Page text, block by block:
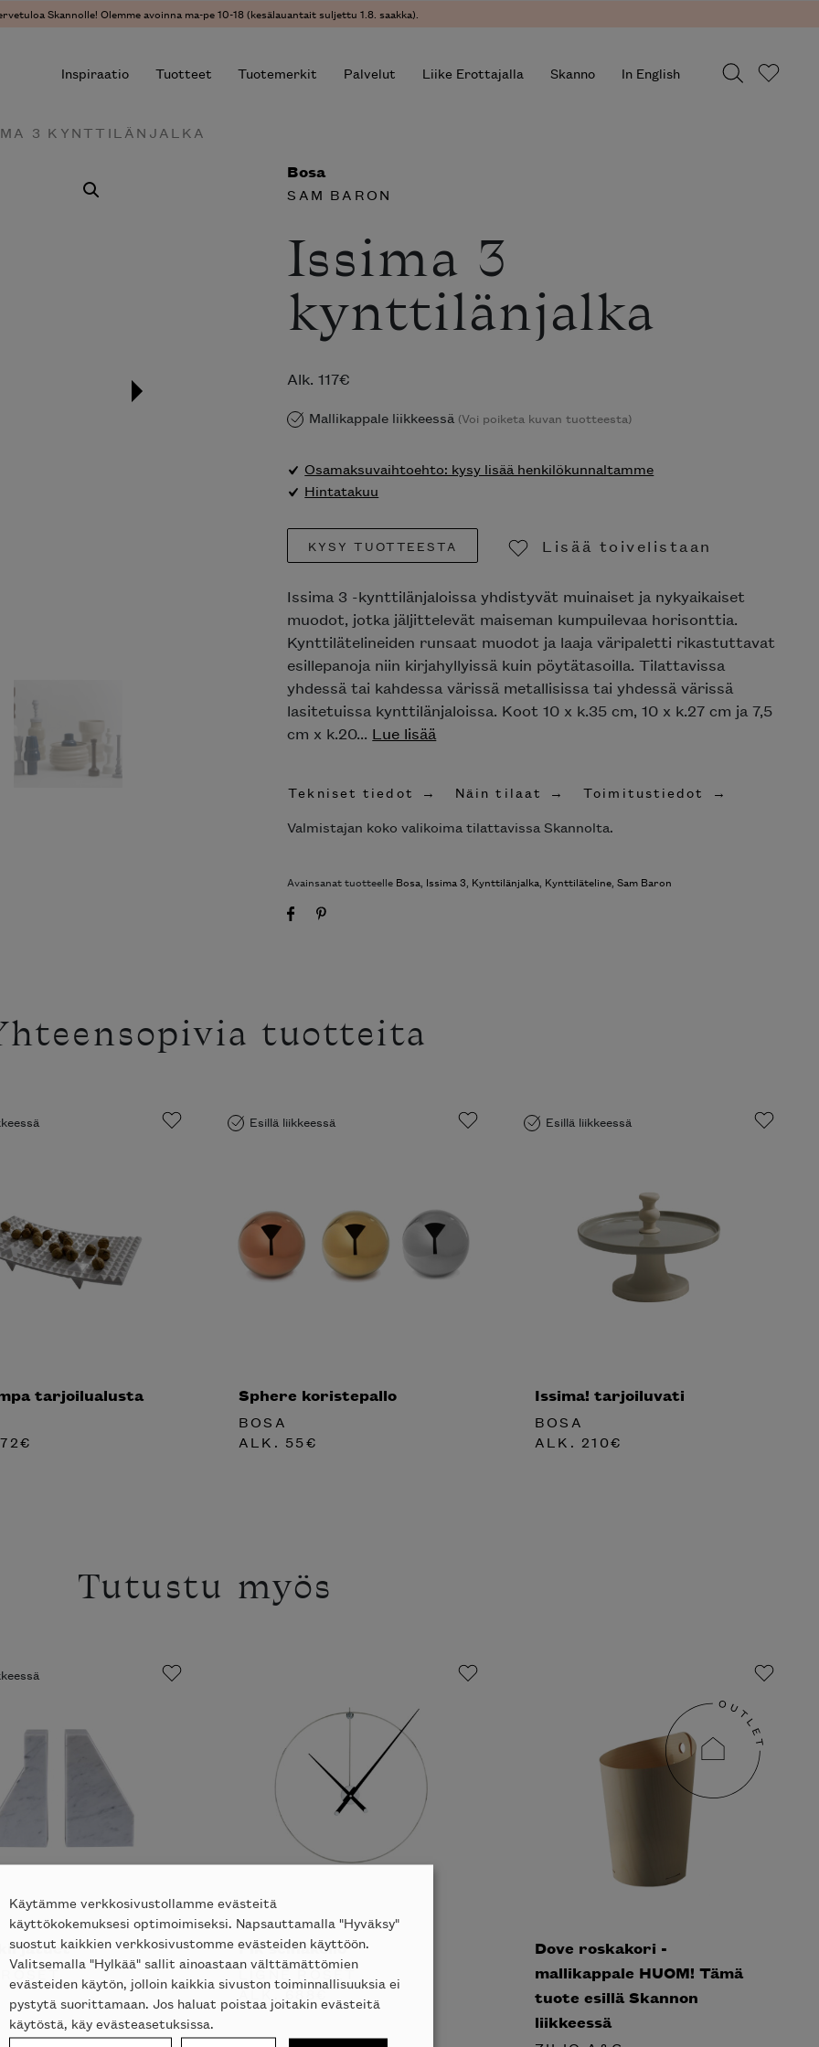
Skannolle! Olemme avoinna ma-pe 10-18 (kesälauantait suljettu 1.8. saakka).
Inspiraatio Tuotteet Tuotemerkit Palvelut Liike Erottajalla Skanno In English
3 KYNTTILÄNJALKA
Bosa
SAM BARON
Issima 3
kynttilänjalka
Alk.117€
Mallikappale liikkeessä (Voi poiketa kuvan tuotteesta)
Osamaksuvaihtoehto: kysy lisää henkilökunnaltamme
Hintatakuu
KYSY TUOTTEESTA
Lisää toivelistaan
Issima 3 -kynttilänjaloissa yhdistyvät muinaiset ja nykyaikaiset
muodot, jotka jäljittelevät maiseman kumpuilevaa horisonttia.
Kynttilätelineiden runsaat muodot ja laaja väripaletti rikastuttavat
esillepanoja niin kirjahyllyissä kuin pöytätasoilla. Tilattavissa
yhdessä tai kahdessa värissä metallisissa tai yhdessä värissä
lasitetuissa kynttilänjaloissa. Koot 10 x k.35 cm, 10 x k.27 cm ja 7,5
cm x k.20... Lue lisää
Tekniset tiedot Näin tilaat
Toimitustiedot
Valmistajan koko valikoima tilattavissa Skannolta.
Avainsanat tuotteelle Bosa, Issima 3, Kynttilänjalka, Kynttiläteline,Sam Baron
tuotteita
tarjoilualusta
€
Esillä liikkeessä
Sphere koristepallo
BOSA
ALK. 55€
Esillä liikkeessä
Issima! tarjoiluvati
BOSA
ALK. 210€
Tutustu myös
Pik seinäkello
LIGNE ROSET
ALK.688€
Dove roskakori -
mallikappale HUOM! Tämä
tuote esillä Skannon
liikkeessä
Käytämme verkkosivustollamme evästeitä
käyttökokemuksesi optimoimiseksi. Napsauttamalla "Hyväksy"
suostut kaikkien verkkosivustomme evästeiden käyttöön.
Valitsemalla "Hylkää" sallit ainoastaan välttämättömien
evästeiden käytön, jolloin kaikkia sivuston toiminnallisuuksia ei
pystytä suorittamaan. Jos haluat poistaa joitakin evästeitä
käytöstä, käy evästeasetuksissa.